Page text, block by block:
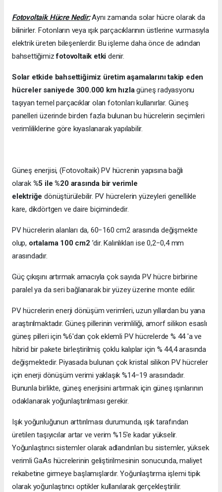
Fotovoltaik Hücre Nedir:Aynı zamanda solar hücre olarak da
bilinirler. Fotonların veya ışık parçacıklarının üstlerine vurmasıyla
elektrik üreten bileşenlerdir. Bu işleme daha önce de adından
bahsettiğimizfotovoltaik etkidenir.
Solar etkide bahsettiğimiz üretim aşamalarını takip eden
hücreler saniyede 300.000 km hızlagüneş radyasyonu
taşıyan temel parçacıklar olan fotonları kullanırlar. Güneş
panelleri üzerinde birden fazla bulunan bu hücrelerin seçimleri
verimliliklerine göre kıyaslanarak yapılabilir.
Güneş enerjisi, (Fotovoltaik) PV hücrenin yapısına bağlı
olarak %5 ile %20 arasında bir verimle
elektriğedönüştürülebilir. PV hücrelerin yüzeyleri genellikle
kare, dikdörtgen ve daire biçimindedir.
PV hücrelerin alanları da, 60−160 cm2 arasında değişmekte
olup, ortalama 100 cm2 ’dir. Kalınlıkları ise 0,2−0,4 mm
arasındadır.
Güç çıkışını artırmak amacıyla çok sayıda PV hücre birbirine
paralel ya da seri bağlanarak bir yüzey üzerine monte edilir.
PV hücrelerin enerji dönüşüm verimleri, uzun yıllardan bu yana
araştırılmaktadır. Güneş pillerinin verimliliği, amorf silikon esaslı
güneş pilleri için %6'dan çok eklemli PV hücrelerde % 44 'a ve
hibrid bir pakete birleştirilmiş çoklu kalıplar için % 44,4 arasında
değişmektedir. Piyasada bulunan çok kristal silikon PV hücreler
için enerji dönüşüm verimi yaklaşık %14−19 arasındadır.
Bununla birlikte, güneş enerjisini artırmak için güneş ışınlarının
odaklanarak yoğunlaştırılması gerekir.
Işık yoğunluğunun arttırılması durumunda, ışık tarafından
üretilen taşıyıcılar artar ve verim %15'e kadar yükselir.
Yoğunlaştırıcı sistemler olarak adlandırılan bu sistemler, yüksek
verimli GaAs hücrelerinin geliştirilmesinin sonucunda, maliyet
rekabetine girmeye başlamışlardır. Yoğunlaştırma işlemi tipik
olarak yoğunlaştırıcı optikler kullanılarak gerçekleştirilir.